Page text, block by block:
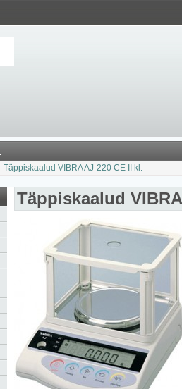
Täppiskaalud VIBRA AJ-220 CE II kl.
Täppiskaalud